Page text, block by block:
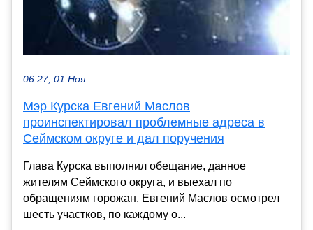
06:27, 01 Ноя
Мэр Курска Евгений Маслов
проинспектировал проблемные адреса в
Сеймском округе и дал поручения
Глава Курска выполнил обещание, данное
жителям Сеймского округа, и выехал по
обращениям горожан. Евгений Маслов осмотрел
шесть участков, по каждому о...